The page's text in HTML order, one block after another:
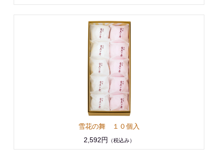
雪花の舞 １０個入
2,592円
（税込み）